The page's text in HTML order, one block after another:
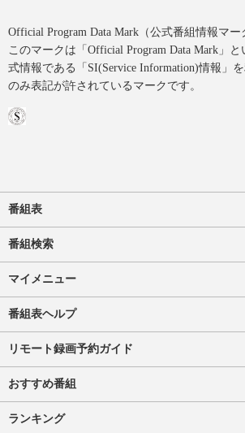
Official Program Data Mark（公式番組情報マー
このマークは「Official Program Data Mark」
式情報である「SI(Service Information)情報」
のみ表記が許されているマークです。
番組表
番組検索
マイメニュー
番組表ヘルプ
リモート録画予約ガイド
おすすめ番組
ランキング